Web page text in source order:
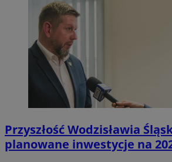
Przyszłość Wodzisławia
planowane inwestycje na